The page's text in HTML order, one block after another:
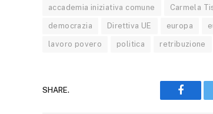
accademia iniziativa comune Carmela
democrazia Direttiva UE europa
lavoro povero politica retribuzione
SHARE.